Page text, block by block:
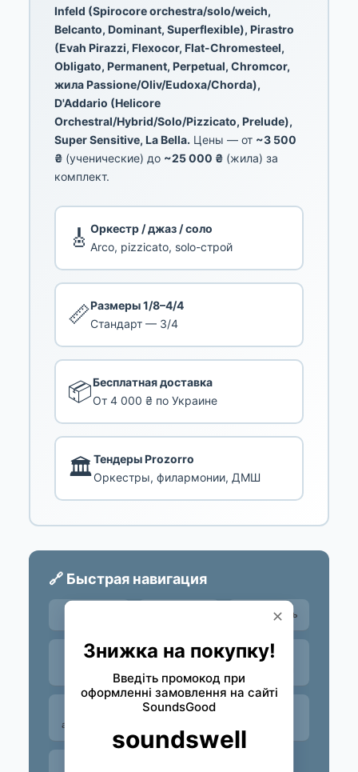
Infeld (Spirocore orchestra/solo/weich,
Belcanto, Dominant, Superflexible), Pirastro
(Evah Pirazzi, Flexocor, Flat-Chromesteel,
Obligato, Permanent, Perpetual, Chromcor,
жила Passione/Oliv/Eudoxa/Chorda),
D'Addario (Helicore
Orchestral/Hybrid/Solo/Pizzicato, Prelude),
Super Sensitive, La Bella. Цены — от ~3 500
₴ (ученические) до ~25 000 ₴ (жила) за
комплект.
🎸 Оркестр / джаз / соло
Arco, pizzicato, solo-строй
📏Размеры 1/8–4/4
Стандарт — 3/4
📦Бесплатная доставка
От 4 000 ₴ по Украине
🏛️Тендеры Prozorro
Оркестры, филармонии, ДМШ
🔗 Быстрая навигация
Как выбрать
Бренды Под вас
Топ-
аксессуары
Советы